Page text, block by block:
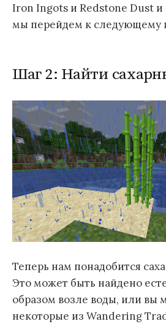
Iron Ingots и Redstone Dust и
мы перейдем к следующему
Шаг 2: Найти
Теперь нам понадобится
Это может быть найдено
образом возле воды, или вы
некоторые из Wandering